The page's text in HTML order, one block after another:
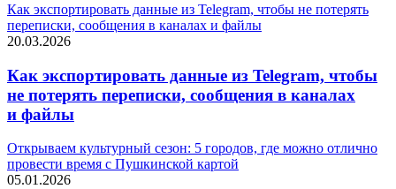
Как экспортировать данные из Telegram, чтобы не потерять
переписки, сообщения в каналах и файлы
20.03.2026
Как экспортировать данные из Telegram, чтобы
не потерять переписки, сообщения в каналах
и файлы
Открываем культурный сезон: 5 городов, где можно отлично
провести время с Пушкинской картой
05.01.2026